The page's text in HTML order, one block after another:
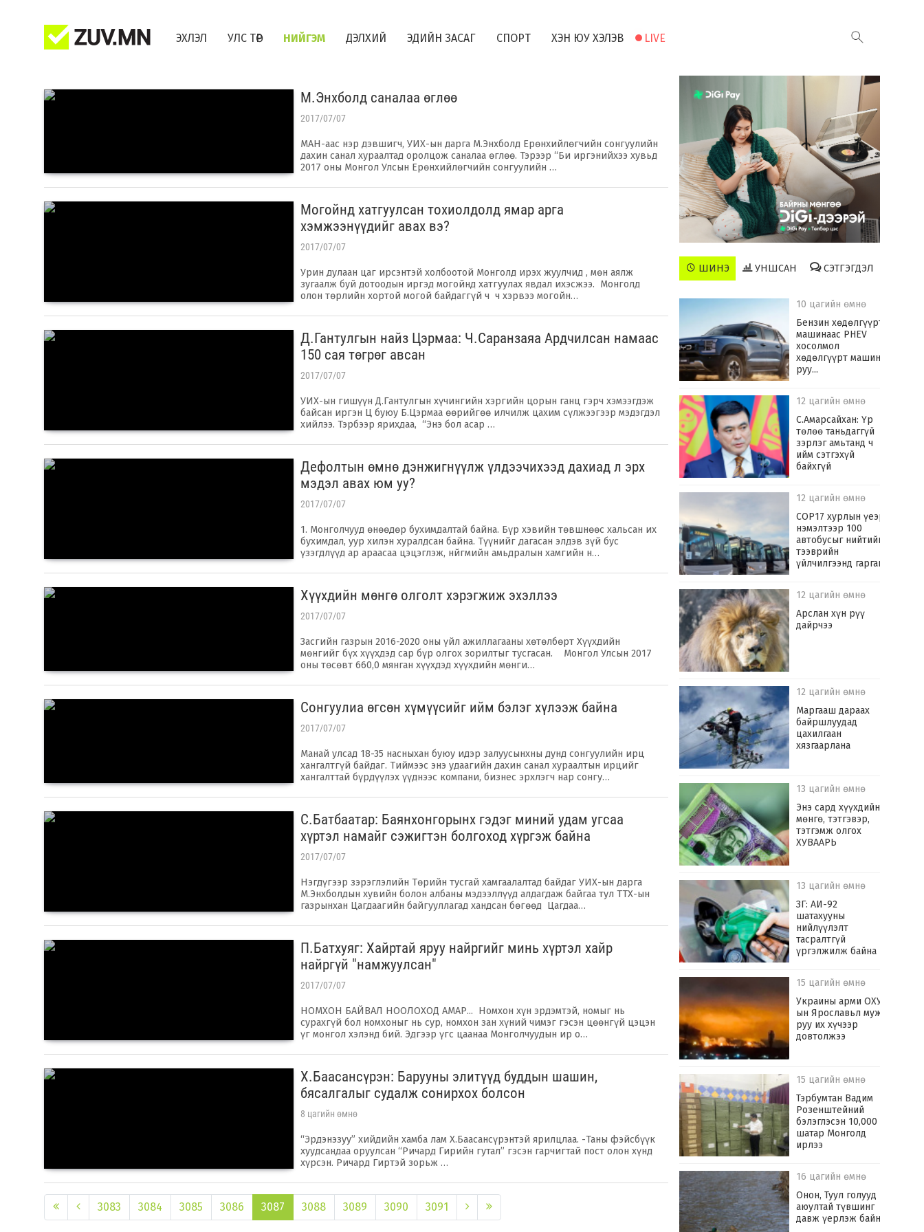
ЭХЛЭЛ УЛС ТӨР НИЙГЭМ ДЭЛХИЙ ЭДИЙН ЗАСАГ СПОРТ ХЭН ЮУ ХЭЛЭВ LIVE
​М.Энхболд саналаа өглөө
2017/07/07
МАН-аас нэр дэвшигч, УИХ-ын дарга М.Энхболд Ерөнхийлөгчийн сонгуулийн
дахин санал хураалтад оролцож саналаа өглөө. Тэрээр “Би иргэнийхээ хувьд
2017 оны Монгол Улсын Ерөнхийлөгчийн сонгуулийн …
Могойнд хатгуулсан тохиолдолд ямар арга
хэмжээнүүдийг авах вэ?
2017/07/07
Урин дулаан цаг ирсэнтэй холбоотой Монголд ирэх жуулчид , мөн аялж
зугаалж буй дотоодын иргэд могойнд хатгуулах явдал ихэсжээ. Монголд
олон төрлийн хортой могой байдаггүй ч ч хэрвээ могойн…
​Д.Гантулгын найз Цэрмаа: Ч.Саранзаяа Ардчилсан намаас
150 сая төгрөг авсан
2017/07/07
УИХ-ын гишүүн Д.Гантулгын хүчингийн хэргийн цорын ганц гэрч хэмээгдэж
байсан иргэн Ц буюу Б.Цэрмаа өөрийгөө илчилж цахим сүлжээгээр мэдэгдэл
хийлээ. Тэрбээр ярихдаа, “Энэ бол асар …
Дефолтын өмнө дэнжигнүүлж үлдээчихээд дахиад л эрх
мэдэл авах юм уу?
2017/07/07
1. Монголчууд өнөөдөр бухимдалтай байна. Бүр хэвийн төвшнөөс хальсан их
бухимдал, уур хилэн хуралдсан байна. Түүнийг дагасан элдэв зүй бус
үзэгдлүүд ар араасаа цэцэглэж, нйгмийн амьдралын хамгийн н…
Хүүхдийн мөнгө олголт хэрэгжиж эхэллээ
2017/07/07
Засгийн газрын 2016-2020 оны үйл ажиллагааны хөтөлбөрт Хүүхдийн
мөнгийг бүх хүүхдэд сар бүр олгох зорилтыг тусгасан. Монгол Улсын 2017
оны төсөвт 660,0 мянган хүүхдэд хүүхдийн мөнги…
Сонгуулиа өгсөн хүмүүсийг ийм бэлэг хүлээж байна
2017/07/07
Манай улсад 18-35 насныхан буюу идэр залуусынхны дунд сонгуулийн ирц
хангалтгүй байдаг. Тиймээс энэ удаагийн дахин санал хураалтын ирцийг
хангалттай бүрдүүлэх үүднээс компани, бизнес эрхлэгч нар сонгу…
С.Батбаатар: Баянхонгорынх гэдэг миний удам угсаа
хүртэл намайг сэжигтэн болгоход хүргэж байна
2017/07/07
Нэгдүгээр зэрэглэлийн Төрийн тусгай хамгаалалтад байдаг УИХ-ын дарга
М.Энхболдын хувийн болон албаны мэдээллүүд алдагдаж байгаа тул ТТХ-ын
газрынхан Цагдаагийн байгууллагад хандсан бөгөөд Цагдаа…
П.Батхуяг: Хайртай яруу найргийг минь хүртэл хайр
найргүй "намжуулсан"
2017/07/07
НОМХОН БАЙВАЛ НООЛОХОД АМАР... Номхон хүн эрдэмтэй, номыг нь
сурахгүй бол номхоныг нь сур, номхон зан хүний чимэг гэсэн цөөнгүй цэцэн
үг монгол хэлэнд бий. Эдгээр үгс цаанаа Монголчуудын ир о…
Х.Баасансүрэн: Барууны элитүүд буддын шашин,
бясалгалыг судалж сонирхох болсон
8 цагийн өмнө
“Эрдэнэзуу” хийдийн хамба лам Х.Баасансүрэнтэй ярилцлаа. -Таны фэйсбүүк
хуудсандаа оруулсан “Ричард Гирийн гутал” гэсэн гарчигтай пост олон хүнд
хүрсэн. Ричард Гиртэй зорьж …
3083 3084 3085 3086 3087 3088 3089 3090 3091
ШИНЭ УНШСАН СЭТГЭГДЭЛ
10 цагийн өмнө
​Бензин хөдөлгүүрт
машинаас PHEV
хосолмол
хөдөлгүүрт машин
руу...
12 цагийн өмнө
С.Амарсайхан: Үр
төлөө таньдаггүй
зэрлэг амьтанд ч
ийм сэтгэхүй
байхгүй
12 цагийн өмнө
COP17 хурлын үеэр
нэмэлтээр 100
автобусыг нийтийн
тээврийн
үйлчилгээнд гаргана
12 цагийн өмнө
Арслан хүн рүү
дайрчээ
12 цагийн өмнө
Маргааш дараах
байршлуудад
цахилгаан
хязгаарлана
13 цагийн өмнө
Энэ сард хүүхдийн
мөнгө, тэтгэвэр,
тэтгэмж олгох
ХУВААРЬ
13 цагийн өмнө
ЗГ: АИ-92
шатахууны
нийлүүлэлт
тасралтгүй
үргэлжилж байна
15 цагийн өмнө
Украины арми ОХУ-
ын Ярославьл муж
руу их хүчээр
довтолжээ
15 цагийн өмнө
Тэрбумтан Вадим
Розенштейний
бэлэглэсэн 10,000
шатар Монголд
ирлээ
16 цагийн өмнө
Онон, Туул голууд
аюултай түвшинг
давж үерлэж байна